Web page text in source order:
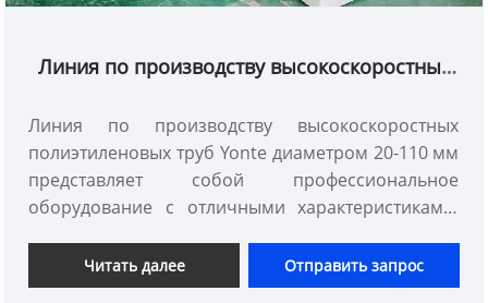
Линия по производству высокоскоростных
Линия по производству высокоскоростных
полиэтиленовых труб Yonte диаметром 20-110 мм
представляет собой профессиональное
оборудование с отличными характеристиками.
разработана для производства полиэтиленовых
труб диаметром от 20 до 110 мм, удовлетворяя
Читать далее Отправить запрос